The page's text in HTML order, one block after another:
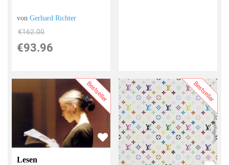
vonGerhard Richter
€162.00
€93.96
Bestseller
Lesen
Bestseller